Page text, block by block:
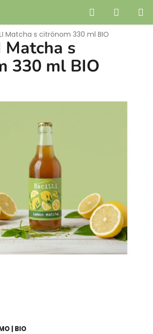
Hľadať
KOŠÍK
Matcha s citrónom 330 ml BIO
| BIO
Matcha s
330 ml BIO